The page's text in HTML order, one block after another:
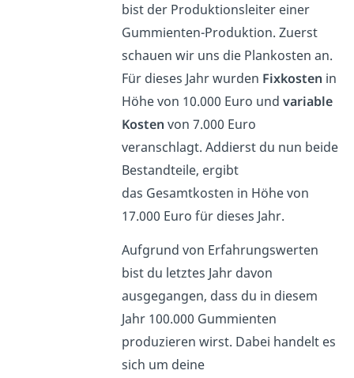
bist der Produktionsleiter einer
Gummienten-Produktion. Zuerst
schauen wir uns die Plankosten an.
Für dieses Jahr wurden Fixkosten in
Höhe von 10.000 Euro und variable
Kosten von 7.000 Euro
veranschlagt. Addierst du nun beide
Bestandteile, ergibt
das Gesamtkosten in Höhe von
17.000 Euro für dieses Jahr.
Aufgrund von Erfahrungswerten
bist du letztes Jahr davon
ausgegangen, dass du in diesem
Jahr 100.000 Gummienten
produzieren wirst. Dabei handelt es
sich um deine